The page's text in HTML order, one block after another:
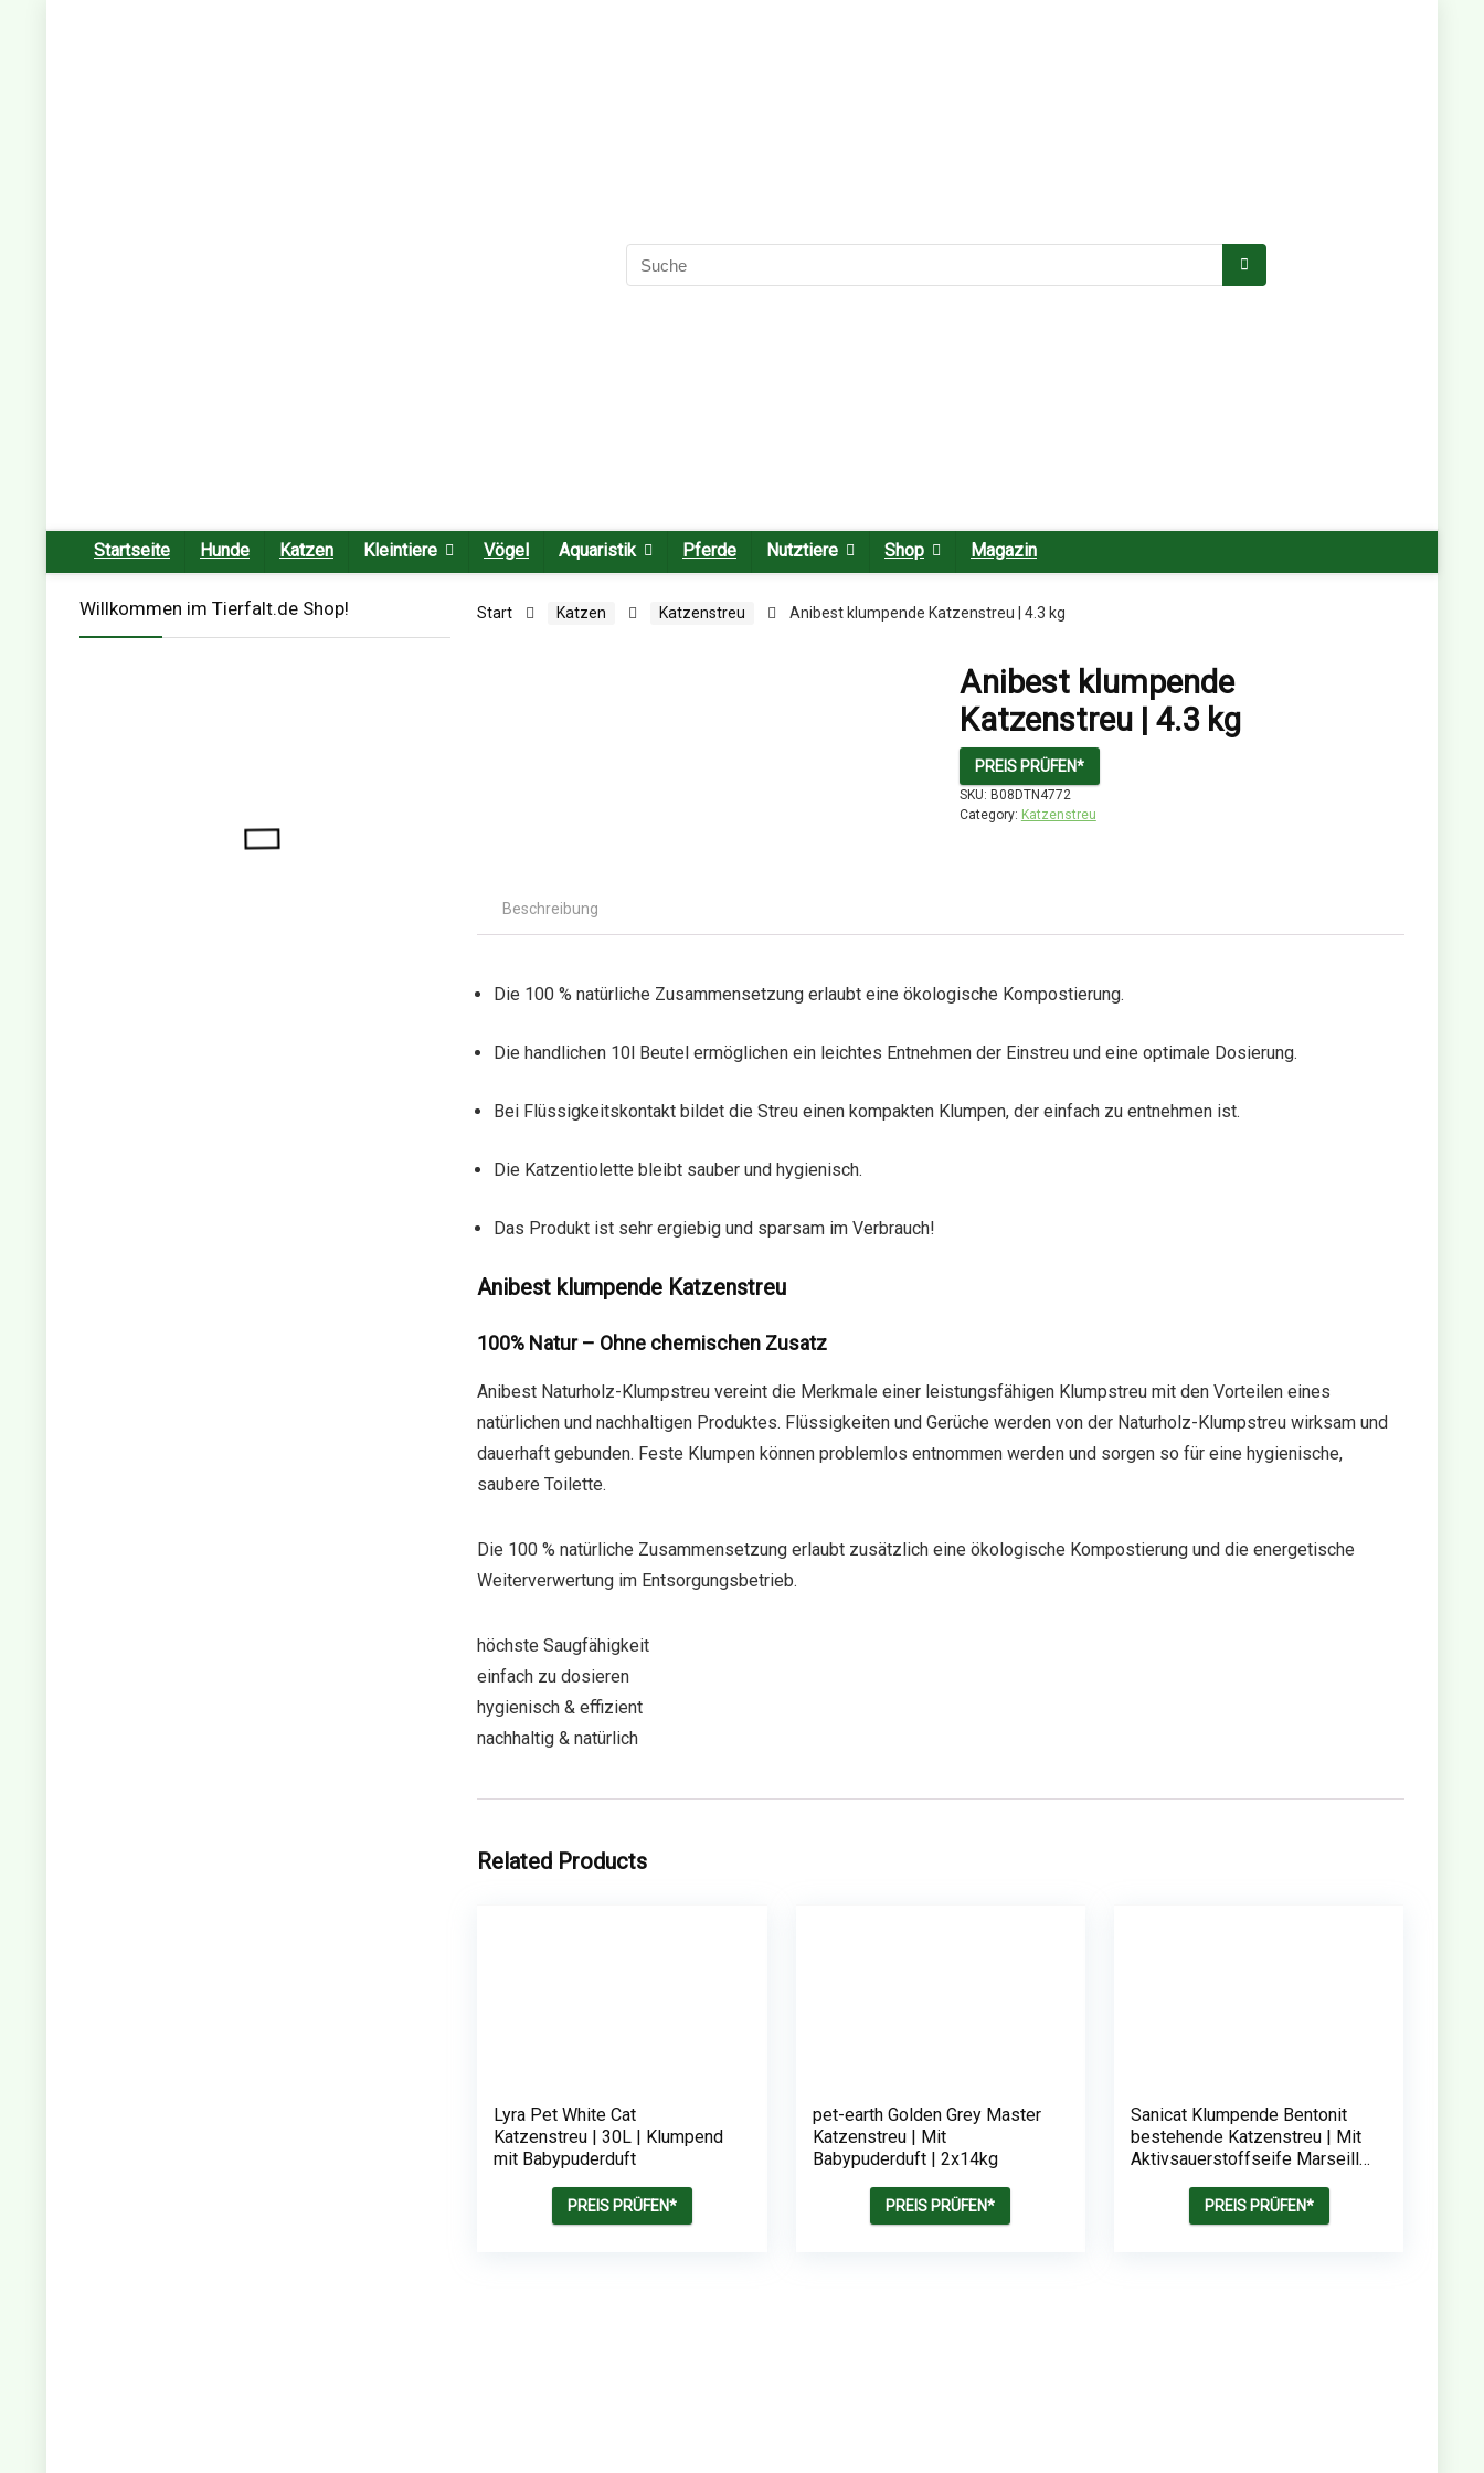
Startseite Hunde Katzen Kleintiere Vögel Aquaristik Pferde Nutztiere Shop Magazin
Start Katzen Katzenstreu Anibest klumpende Katzenstreu | 4.3 kg
Anibest klumpende
Katzenstreu | 4.3 kg
PREIS PRÜFEN*
SKU: B08DTN4772
Category: Katzenstreu
Beschreibung
Die 100 % natürliche Zusammensetzung erlaubt eine ökologische Kompostierung.
Die handlichen 10l Beutel ermöglichen ein leichtes Entnehmen der Einstreu und eine optimale Dosierung.
Bei Flüssigkeitskontakt bildet die Streu einen kompakten Klumpen, der einfach zu entnehmen ist.
Die Katzentiolette bleibt sauber und hygienisch.
Das Produkt ist sehr ergiebig und sparsam im Verbrauch!
Anibest klumpende Katzenstreu
100% Natur – Ohne chemischen Zusatz
Anibest Naturholz-Klumpstreu vereint die Merkmale einer leistungsfähigen Klumpstreu mit den Vorteilen eines
natürlichen und nachhaltigen Produktes. Flüssigkeiten und Gerüche werden von der Naturholz-Klumpstreu wirksam und
dauerhaft gebunden. Feste Klumpen können problemlos entnommen werden und sorgen so für eine hygienische,
saubere Toilette.
Die 100 % natürliche Zusammensetzung erlaubt zusätzlich eine ökologische Kompostierung und die energetische
Weiterverwertung im Entsorgungsbetrieb.
höchste Saugfähigkeit
einfach zu dosieren
hygienisch & effizient
nachhaltig & natürlich
Related Products
Lyra Pet White Cat
Katzenstreu | 30L | Klumpend
mit Babypuderduft
PREIS PRÜFEN*
pet-earth Golden Grey Master
Katzenstreu | Mit
Babypuderduft | 2x14kg
PREIS PRÜFEN*
Sanicat Klumpende Bentonit
bestehende Katzenstreu | Mit
Aktivsauerstoffseife Marseille
PREIS PRÜFEN*
Willkommen im Tierfalt.de Shop!